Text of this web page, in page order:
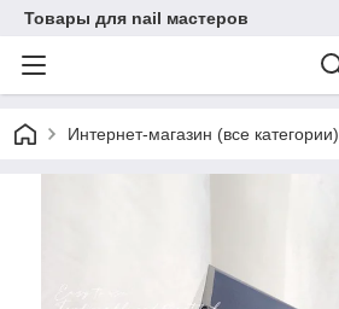
Товары для nail мастеров
Интернет-магазин (все категории)